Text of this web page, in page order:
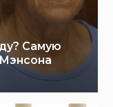
Самую